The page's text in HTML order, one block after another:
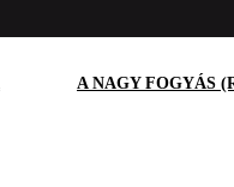
A NAGY FOGYÁS